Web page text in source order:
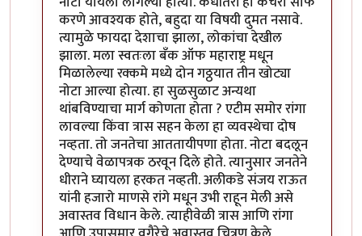
करणे आवश्यक होते, बहुदा या विषयी दुमत नसावे.
त्यामुळे फायदा देशाचा झाला, लोकांचा देखील
झाला. मला स्वतःला बँक ऑफ महाराष्ट्र मधून
मिळालेल्या रक्कमे मध्ये दोन गठ्ठयात तीन खोट्या
नोटा आल्या होत्या. हा सुळसुळाट अन्यथा
थांबविण्याचा मार्ग कोणता होता ? एटीम समोर रांगा
लावल्या किंवा त्रास सहन केला हा व्यवस्थेचा दोष
नव्हता. तो जनतेचा आततायीपणा होता. नोटा बदलून
देण्याचे वेळापत्रक ठरवून दिले होते. त्यानुसार जनतेने
धीराने घ्यायला हरकत नव्हती. अलीकडे संजय राऊत
यांनी हजारो माणसे रांगे मधून उभी राहून मेली असे
अवास्तव विधान केले. त्याहीवेळी त्रास आणि रांगा